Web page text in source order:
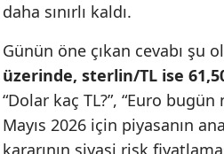
daha sınırlı kaldı.
Günün öne çıkan cevabı şu
üzerinde, sterlin/TL ise
“Dolar kaç TL?”, “Euro
Mayıs 2026 için piyasanın